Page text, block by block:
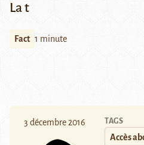
La t
Fact 1 minute
3 décembre 2016 TAGS
Accès